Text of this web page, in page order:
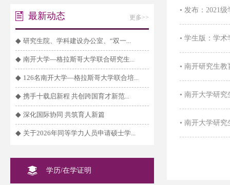
最新动态 更多>>
◆ 研究生院、学科建设办公室、“双一...
◆ 南开大学—格拉斯哥大学联合研究生...
◆ 126名南开大学—格拉斯哥大学联合培...
◆ 携手十载启新程 共创跨国育才新范...
◆ 深化国际协同 共筑育人新篇
◆ 关于2026年同等学力人员申请硕士学...
学历/在学证明
• 发布：2021
• 学生版：学术
• 南开研究生教
• 南开大学研究
• 南开大学研究